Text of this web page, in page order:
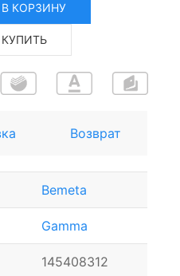
В КОРЗИНУ
КУПИТЬ
Возврат
Bemeta
Gamma
145408312